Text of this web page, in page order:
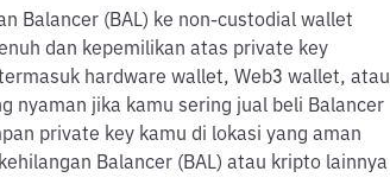
Balancer (BAL) ke non-custodial wallet
dan kepemilikan atas private key
hardware wallet, Web3 wallet, atau
nyaman jika kamu sering jual beli Balancer
private key kamu di lokasi yang aman
Balancer (BAL) atau kripto lainnya